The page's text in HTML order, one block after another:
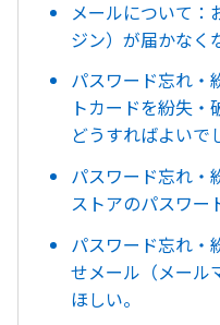
メールについて：
ジン）が届かなく
パスワード忘れ・
トカードを紛失・
どうすればよいで
パスワード忘れ・
ストアのパスワー
パスワード忘れ・
せメール（メール
ほしい。